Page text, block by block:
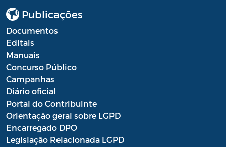
Publicações
Documentos
Editais
Manuais
Concurso Público
Campanhas
Diário oficial
Portal do Contribuinte
Orientação geral sobre LGPD
Encarregado DPO
Legislação Relacionada LGPD